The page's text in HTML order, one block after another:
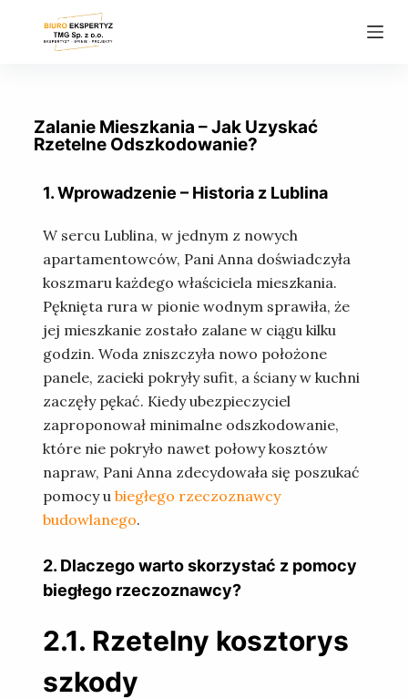
Zalanie Mieszkania – Jak Uzyskać
Rzetelne Odszkodowanie?
1. Wprowadzenie – Historia z Lublina
W sercu Lublina, w jednym z nowych
apartamentowców, Pani Anna doświadczyła
koszmaru każdego właściciela mieszkania.
Pęknięta rura w pionie wodnym sprawiła, że
jej mieszkanie zostało zalane w ciągu kilku
godzin. Woda zniszczyła nowo położone
panele, zacieki pokryły sufit, a ściany w kuchni
zaczęły pękać. Kiedy ubezpieczyciel
zaproponował minimalne odszkodowanie,
które nie pokryło nawet połowy kosztów
napraw, Pani Anna zdecydowała się poszukać
pomocy u biegłego rzeczoznawcy
budowlanego.
2. Dlaczego warto skorzystać z pomocy
biegłego rzeczoznawcy?
2.1. Rzetelny kosztorys
szkody